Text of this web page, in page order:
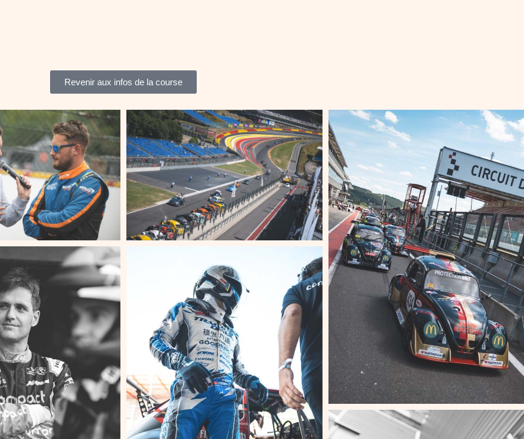
Revenir aux infos de la course